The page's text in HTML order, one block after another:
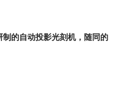
的自动投影光刻机，随同的